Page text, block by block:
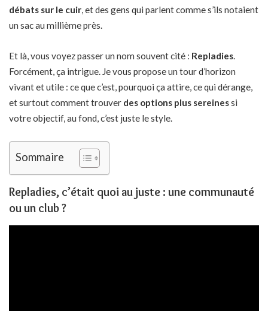
débats sur le cuir , et des gens qui parlent comme s’ils notaient
un sac au millième près.
Et là, vous voyez passer un nom souvent cité : Repladies.
Forcément, ça intrigue. Je vous propose un tour d’horizon
vivant et utile : ce que c’est, pourquoi ça attire, ce qui dérange,
et surtout comment trouver des options plus sereinessi
votre objectif, au fond, c’est juste le style.
Sommaire
Repladies, c’était quoi au juste : une communauté
ou un club ?